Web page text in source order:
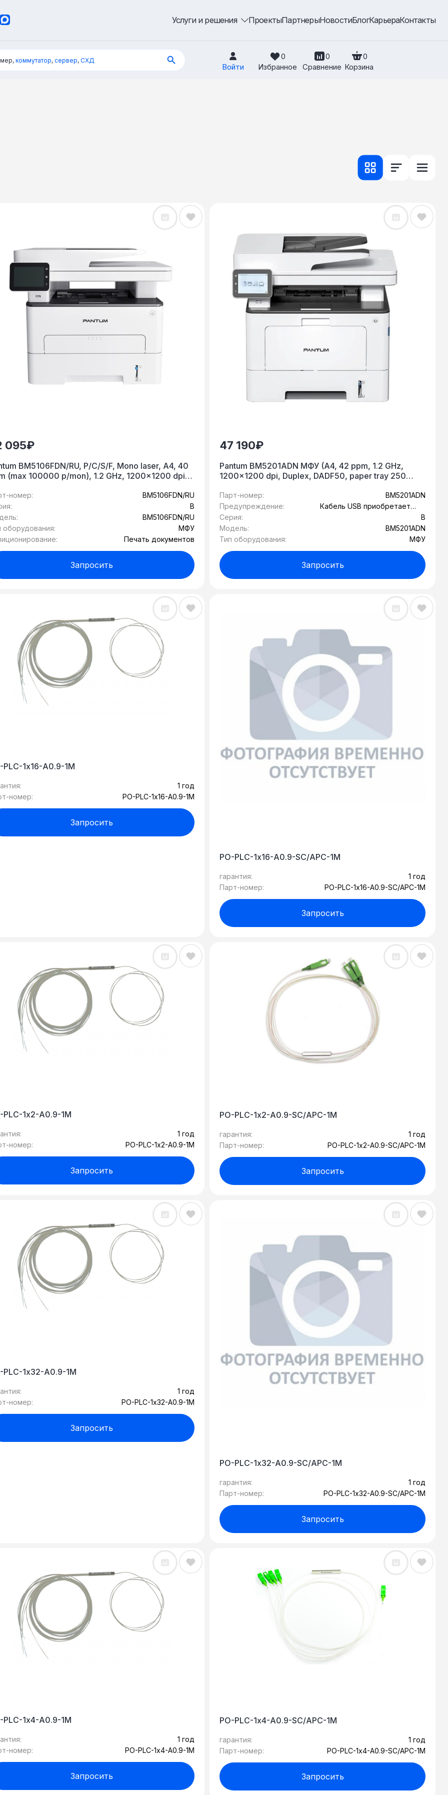
Услуги и решения ПроектыПартнерыНовостиБлогКарьераКонтакты
коммутатор, сервер, СХД
Войти
0
Избранное
0
Сравнение
0
Корзина
095₽
BM5106FDN/RU, P/C/S/F, Mono laser, A4, 40
(max 100000 p/mon), 1.2 GHz, 1200x1200 dpi,
LAN,touch screen, start. cartridge 6000 pages
номер:
BM5106FDN/RU
B
BM5106FDN/RU
оборудования:
МФУ
Печать документов
Запросить
47 190₽
Pantum BM5201ADN МФУ (A4, 42 ppm, 1.2 GHz,
1200x1200 dpi, Duplex, DADF50, paper tray 250
(проектная модель)
Парт-номер:
BM5201ADN
Предупреждение:
Кабель USB приобретается
Серия:
B
Модель:
BM5201ADN
Тип оборудования:
МФУ
Запросить
PLC-1х16-A0.9-1M
1 год
номер:
PO-PLC-1х16-A0.9-1M
Запросить
PO-PLC-1х16-A0.9-SC/APC-1M
гарантия:
1 год
Парт-номер:
PO-PLC-1х16-A0.9-SC/APC-1M
Запросить
PLC-1х2-A0.9-1M
1 год
номер:
PO-PLC-1х2-A0.9-1M
Запросить
PO-PLC-1х2-A0.9-SC/APC-1M
гарантия:
1 год
Парт-номер:
PO-PLC-1х2-A0.9-SC/APC-1M
Запросить
PLC-1х32-A0.9-1M
1 год
номер:
PO-PLC-1х32-A0.9-1M
Запросить
PO-PLC-1х32-A0.9-SC/APC-1M
гарантия:
1 год
Парт-номер:
PO-PLC-1х32-A0.9-SC/APC-1M
Запросить
PLC-1х4-A0.9-1M
1 год
номер:
PO-PLC-1х4-A0.9-1M
Запросить
PO-PLC-1х4-A0.9-SC/APC-1M
гарантия:
1 год
Парт-номер:
PO-PLC-1х4-A0.9-SC/APC-1M
Запросить